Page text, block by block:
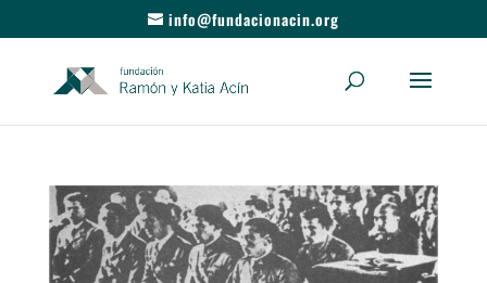
info@fundacionacin.org